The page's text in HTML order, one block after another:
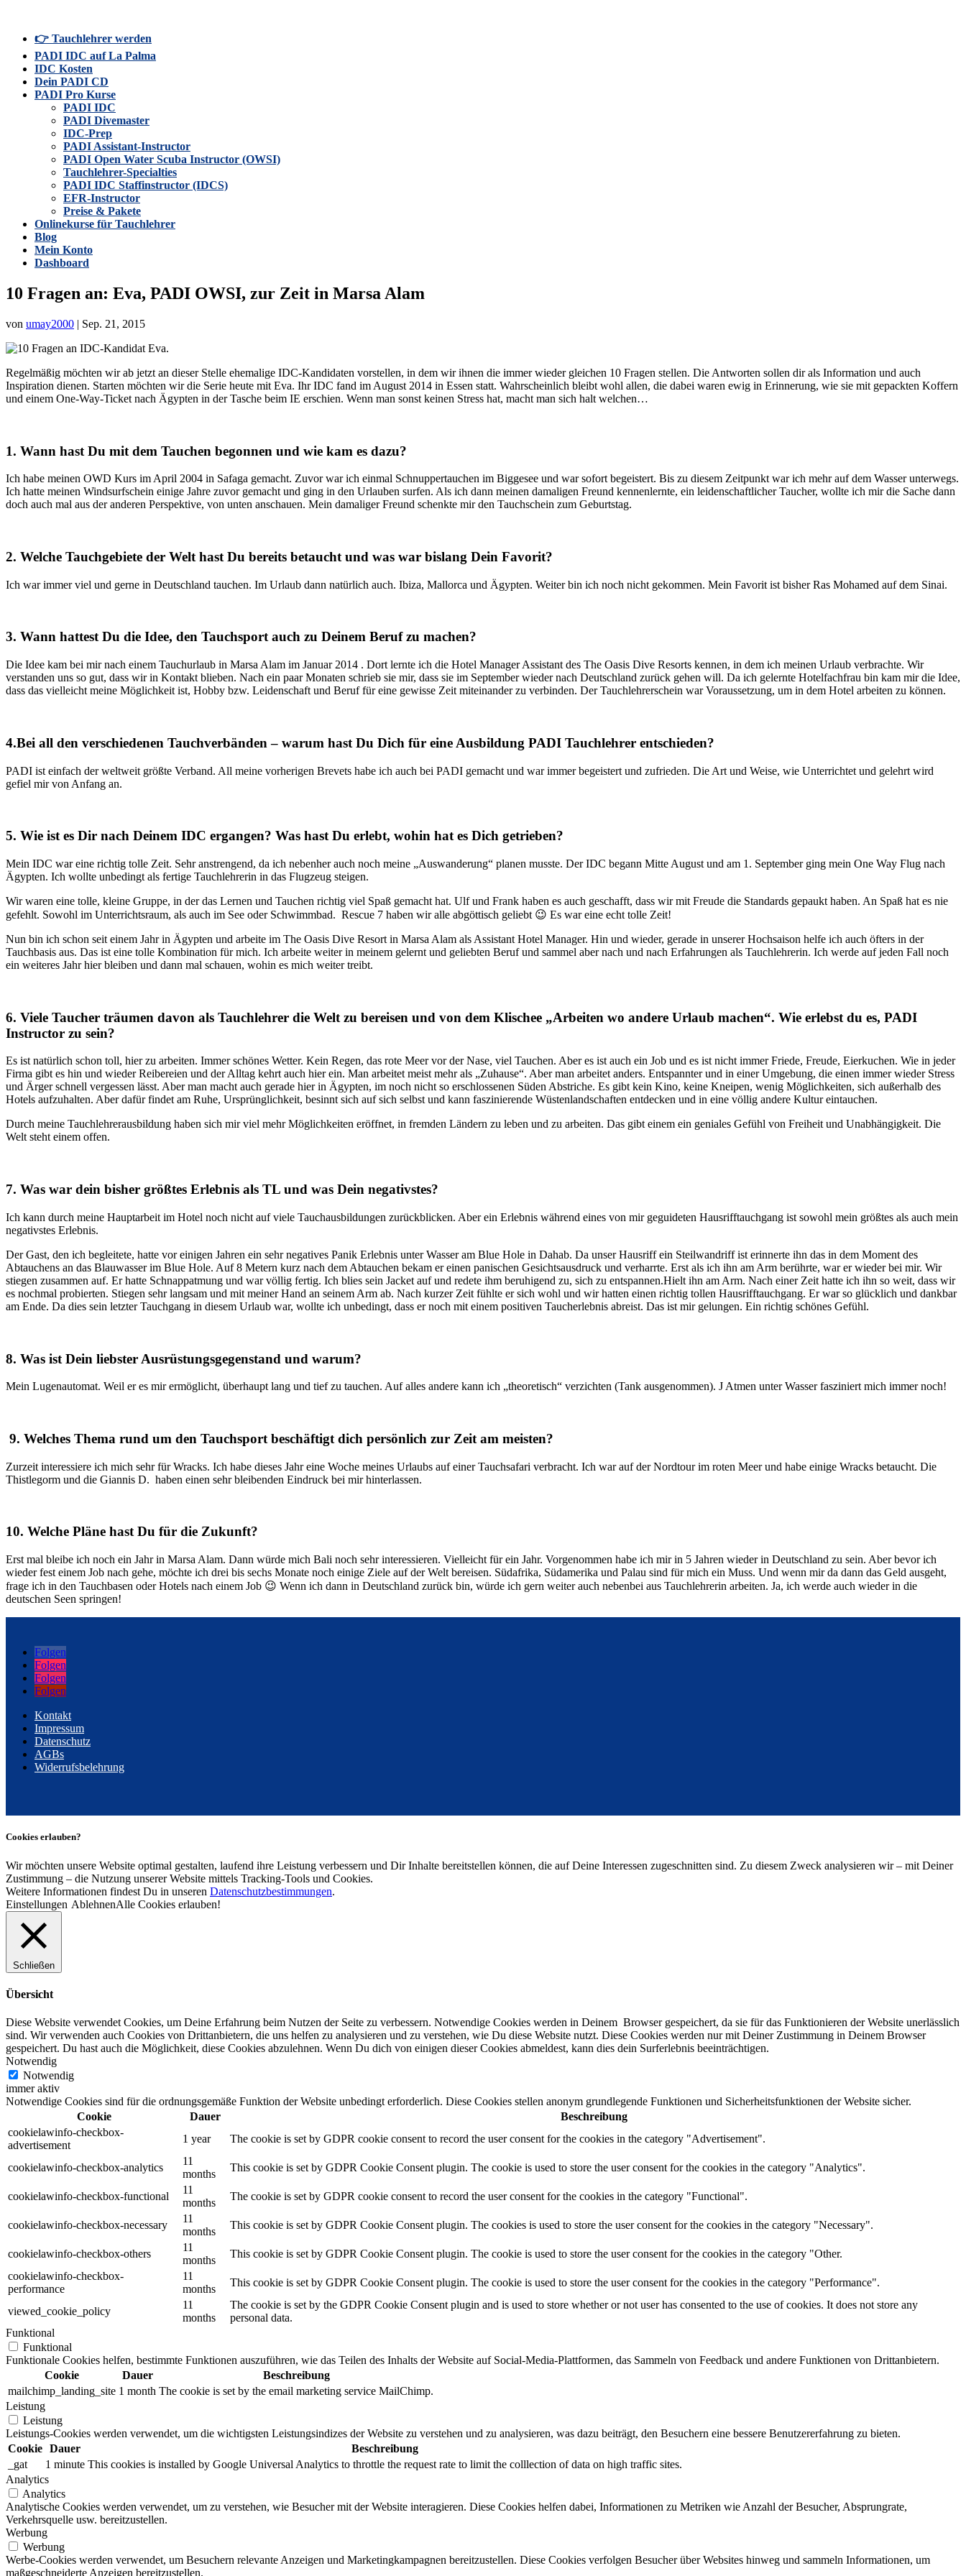
👉 Tauchlehrer werden
PADI IDC auf La Palma
IDC Kosten
Dein PADI CD
PADI Pro Kurse
PADI IDC
PADI Divemaster
IDC-Prep
PADI Assistant-Instructor
PADI Open Water Scuba Instructor (OWSI)
Tauchlehrer-Specialties
PADI IDC Staffinstructor (IDCS)
EFR-Instructor
Preise & Pakete
Onlinekurse für Tauchlehrer
Blog
Mein Konto
Dashboard
10 Fragen an: Eva, PADI OWSI, zur Zeit in Marsa Alam
von umay2000 | Sep. 21, 2015
Regelmäßig möchten wir ab jetzt an dieser Stelle ehemalige IDC-Kandidaten vorstellen, in dem wir ihnen die immer wieder gleichen 10 Fragen stellen. Die Antworten sollen dir als Information und auch
Inspiration dienen. Starten möchten wir die Serie heute mit Eva. Ihr IDC fand im August 2014 in Essen statt. Wahrscheinlich bleibt wohl allen, die dabei waren ewig in Erinnerung, wie sie mit gepackten Koffern
und einem One-Way-Ticket nach Ägypten in der Tasche beim IE erschien. Wenn man sonst keinen Stress hat, macht man sich halt welchen…
1. Wann hast Du mit dem Tauchen begonnen und wie kam es dazu?
Ich habe meinen OWD Kurs im April 2004 in Safaga gemacht. Zuvor war ich einmal Schnuppertauchen im Biggesee und war sofort begeistert. Bis zu diesem Zeitpunkt war ich mehr auf dem Wasser unterwegs.
Ich hatte meinen Windsurfschein einige Jahre zuvor gemacht und ging in den Urlauben surfen. Als ich dann meinen damaligen Freund kennenlernte, ein leidenschaftlicher Taucher, wollte ich mir die Sache dann
doch auch mal aus der anderen Perspektive, von unten anschauen. Mein damaliger Freund schenkte mir den Tauchschein zum Geburtstag.
2. Welche Tauchgebiete der Welt hast Du bereits betaucht und was war bislang Dein Favorit?
Ich war immer viel und gerne in Deutschland tauchen. Im Urlaub dann natürlich auch. Ibiza, Mallorca und Ägypten. Weiter bin ich noch nicht gekommen. Mein Favorit ist bisher Ras Mohamed auf dem Sinai.
3. Wann hattest Du die Idee, den Tauchsport auch zu Deinem Beruf zu machen?
Die Idee kam bei mir nach einem Tauchurlaub in Marsa Alam im Januar 2014 . Dort lernte ich die Hotel Manager Assistant des The Oasis Dive Resorts kennen, in dem ich meinen Urlaub verbrachte. Wir
verstanden uns so gut, dass wir in Kontakt blieben. Nach ein paar Monaten schrieb sie mir, dass sie im September wieder nach Deutschland zurück gehen will. Da ich gelernte Hotelfachfrau bin kam mir die Idee,
dass das vielleicht meine Möglichkeit ist, Hobby bzw. Leidenschaft und Beruf für eine gewisse Zeit miteinander zu verbinden. Der Tauchlehrerschein war Voraussetzung, um in dem Hotel arbeiten zu können.
4.Bei all den verschiedenen Tauchverbänden – warum hast Du Dich für eine Ausbildung PADI Tauchlehrer entschieden?
PADI ist einfach der weltweit größte Verband. All meine vorherigen Brevets habe ich auch bei PADI gemacht und war immer begeistert und zufrieden. Die Art und Weise, wie Unterrichtet und gelehrt wird
gefiel mir von Anfang an.
5. Wie ist es Dir nach Deinem IDC ergangen? Was hast Du erlebt, wohin hat es Dich getrieben?
Mein IDC war eine richtig tolle Zeit. Sehr anstrengend, da ich nebenher auch noch meine „Auswanderung“ planen musste. Der IDC begann Mitte August und am 1. September ging mein One Way Flug nach
Ägypten. Ich wollte unbedingt als fertige Tauchlehrerin in das Flugzeug steigen.
Wir waren eine tolle, kleine Gruppe, in der das Lernen und Tauchen richtig viel Spaß gemacht hat. Ulf und Frank haben es auch geschafft, dass wir mit Freude die Standards gepaukt haben. An Spaß hat es nie
gefehlt. Sowohl im Unterrichtsraum, als auch im See oder Schwimmbad. Rescue 7 haben wir alle abgöttisch geliebt 😉 Es war eine echt tolle Zeit!
Nun bin ich schon seit einem Jahr in Ägypten und arbeite im The Oasis Dive Resort in Marsa Alam als Assistant Hotel Manager. Hin und wieder, gerade in unserer Hochsaison helfe ich auch öfters in der
Tauchbasis aus. Das ist eine tolle Kombination für mich. Ich arbeite weiter in meinem gelernt und geliebten Beruf und sammel aber nach und nach Erfahrungen als Tauchlehrerin. Ich werde auf jeden Fall noch
ein weiteres Jahr hier bleiben und dann mal schauen, wohin es mich weiter treibt.
6. Viele Taucher träumen davon als Tauchlehrer die Welt zu bereisen und von dem Klischee „Arbeiten wo andere Urlaub machen“. Wie erlebst du es, PADI
Instructor zu sein?
Es ist natürlich schon toll, hier zu arbeiten. Immer schönes Wetter. Kein Regen, das rote Meer vor der Nase, viel Tauchen. Aber es ist auch ein Job und es ist nicht immer Friede, Freude, Eierkuchen. Wie in jeder
Firma gibt es hin und wieder Reibereien und der Alltag kehrt auch hier ein. Man arbeitet meist mehr als „Zuhause“. Aber man arbeitet anders. Entspannter und in einer Umgebung, die einen immer wieder Stress
und Ärger schnell vergessen lässt. Aber man macht auch gerade hier in Ägypten, im noch nicht so erschlossenen Süden Abstriche. Es gibt kein Kino, keine Kneipen, wenig Möglichkeiten, sich außerhalb des
Hotels aufzuhalten. Aber dafür findet am Ruhe, Ursprünglichkeit, besinnt sich auf sich selbst und kann faszinierende Wüstenlandschaften entdecken und in eine völlig andere Kultur eintauchen.
Durch meine Tauchlehrerausbildung haben sich mir viel mehr Möglichkeiten eröffnet, in fremden Ländern zu leben und zu arbeiten. Das gibt einem ein geniales Gefühl von Freiheit und Unabhängigkeit. Die
Welt steht einem offen.
7. Was war dein bisher größtes Erlebnis als TL und was Dein negativstes?
Ich kann durch meine Hauptarbeit im Hotel noch nicht auf viele Tauchausbildungen zurückblicken. Aber ein Erlebnis während eines von mir geguideten Hausrifftauchgang ist sowohl mein größtes als auch mein
negativstes Erlebnis.
Der Gast, den ich begleitete, hatte vor einigen Jahren ein sehr negatives Panik Erlebnis unter Wasser am Blue Hole in Dahab. Da unser Hausriff ein Steilwandriff ist erinnerte ihn das in dem Moment des
Abtauchens an das Blauwasser im Blue Hole. Auf 8 Metern kurz nach dem Abtauchen bekam er einen panischen Gesichtsausdruck und verharrte. Erst als ich ihn am Arm berührte, war er wieder bei mir. Wir
stiegen zusammen auf. Er hatte Schnappatmung und war völlig fertig. Ich blies sein Jacket auf und redete ihm beruhigend zu, sich zu entspannen.Hielt ihn am Arm. Nach einer Zeit hatte ich ihn so weit, dass wir
es nochmal probierten. Stiegen sehr langsam und mit meiner Hand an seinem Arm ab. Nach kurzer Zeit fühlte er sich wohl und wir hatten einen richtig tollen Hausrifftauchgang. Er war so glücklich und dankbar
am Ende. Da dies sein letzter Tauchgang in diesem Urlaub war, wollte ich unbedingt, dass er noch mit einem positiven Taucherlebnis abreist. Das ist mir gelungen. Ein richtig schönes Gefühl.
8. Was ist Dein liebster Ausrüstungsgegenstand und warum?
Mein Lugenautomat. Weil er es mir ermöglicht, überhaupt lang und tief zu tauchen. Auf alles andere kann ich „theoretisch“ verzichten (Tank ausgenommen). J Atmen unter Wasser fasziniert mich immer noch!
9. Welches Thema rund um den Tauchsport beschäftigt dich persönlich zur Zeit am meisten?
Zurzeit interessiere ich mich sehr für Wracks. Ich habe dieses Jahr eine Woche meines Urlaubs auf einer Tauchsafari verbracht. Ich war auf der Nordtour im roten Meer und habe einige Wracks betaucht. Die
Thistlegorm und die Giannis D. haben einen sehr bleibenden Eindruck bei mir hinterlassen.
10. Welche Pläne hast Du für die Zukunft?
Erst mal bleibe ich noch ein Jahr in Marsa Alam. Dann würde mich Bali noch sehr interessieren. Vielleicht für ein Jahr. Vorgenommen habe ich mir in 5 Jahren wieder in Deutschland zu sein. Aber bevor ich
wieder fest einem Job nach gehe, möchte ich drei bis sechs Monate noch einige Ziele auf der Welt bereisen. Südafrika, Südamerika und Palau sind für mich ein Muss. Und wenn mir da dann das Geld ausgeht,
frage ich in den Tauchbasen oder Hotels nach einem Job 😉 Wenn ich dann in Deutschland zurück bin, würde ich gern weiter auch nebenbei aus Tauchlehrerin arbeiten. Ja, ich werde auch wieder in die
deutschen Seen springen!
Folgen
Folgen
Folgen
Folgen
Kontakt
Impressum
Datenschutz
AGBs
Widerrufsbelehrung
Cookies erlauben?
Wir möchten unsere Website optimal gestalten, laufend ihre Leistung verbessern und Dir Inhalte bereitstellen können, die auf Deine Interessen zugeschnitten sind. Zu diesem Zweck analysieren wir – mit Deiner
Zustimmung – die Nutzung unserer Website mittels Tracking-Tools und Cookies.
Weitere Informationen findest Du in unseren Datenschutzbestimmungen.
Einstellungen AblehnenAlle Cookies erlauben!
Schließen
Übersicht
Diese Website verwendet Cookies, um Deine Erfahrung beim Nutzen der Seite zu verbessern. Notwendige Cookies werden in Deinem Browser gespeichert, da sie für das Funktionieren der Website unerlässlich
sind. Wir verwenden auch Cookies von Drittanbietern, die uns helfen zu analysieren und zu verstehen, wie Du diese Website nutzt. Diese Cookies werden nur mit Deiner Zustimmung in Deinem Browser
gespeichert. Du hast auch die Möglichkeit, diese Cookies abzulehnen. Wenn Du dich von einigen dieser Cookies abmeldest, kann dies dein Surferlebnis beeinträchtigen.
Notwendig
Notwendig
immer aktiv
Notwendige Cookies sind für die ordnungsgemäße Funktion der Website unbedingt erforderlich. Diese Cookies stellen anonym grundlegende Funktionen und Sicherheitsfunktionen der Website sicher.
Cookie
Dauer
Beschreibung
cookielawinfo-checkbox-
advertisement
1 year The cookie is set by GDPR cookie consent to record the user consent for the cookies in the category "Advertisement".
cookielawinfo-checkbox-analytics
11
months
This cookie is set by GDPR Cookie Consent plugin. The cookie is used to store the user consent for the cookies in the category "Analytics".
cookielawinfo-checkbox-functional
11
months
The cookie is set by GDPR cookie consent to record the user consent for the cookies in the category "Functional".
cookielawinfo-checkbox-necessary
11
months
This cookie is set by GDPR Cookie Consent plugin. The cookies is used to store the user consent for the cookies in the category "Necessary".
cookielawinfo-checkbox-others
11
months
This cookie is set by GDPR Cookie Consent plugin. The cookie is used to store the user consent for the cookies in the category "Other.
cookielawinfo-checkbox-
performance
11
months
This cookie is set by GDPR Cookie Consent plugin. The cookie is used to store the user consent for the cookies in the category "Performance".
viewed_cookie_policy
11
months
The cookie is set by the GDPR Cookie Consent plugin and is used to store whether or not user has consented to the use of cookies. It does not store any
personal data.
Funktional
Funktional
Funktionale Cookies helfen, bestimmte Funktionen auszuführen, wie das Teilen des Inhalts der Website auf Social-Media-Plattformen, das Sammeln von Feedback und andere Funktionen von Drittanbietern.
Cookie
Dauer
Beschreibung
mailchimp_landing_site 1 month The cookie is set by the email marketing service MailChimp.
Leistung
Leistung
Leistungs-Cookies werden verwendet, um die wichtigsten Leistungsindizes der Website zu verstehen und zu analysieren, was dazu beiträgt, den Besuchern eine bessere Benutzererfahrung zu bieten.
Cookie Dauer
Beschreibung
_gat
1 minute This cookies is installed by Google Universal Analytics to throttle the request rate to limit the colllection of data on high traffic sites.
Analytics
Analytics
Analytische Cookies werden verwendet, um zu verstehen, wie Besucher mit der Website interagieren. Diese Cookies helfen dabei, Informationen zu Metriken wie Anzahl der Besucher, Absprungrate,
Verkehrsquelle usw. bereitzustellen.
Werbung
Werbung
Werbe-Cookies werden verwendet, um Besuchern relevante Anzeigen und Marketingkampagnen bereitzustellen. Diese Cookies verfolgen Besucher über Websites hinweg und sammeln Informationen, um
maßgeschneiderte Anzeigen bereitzustellen.